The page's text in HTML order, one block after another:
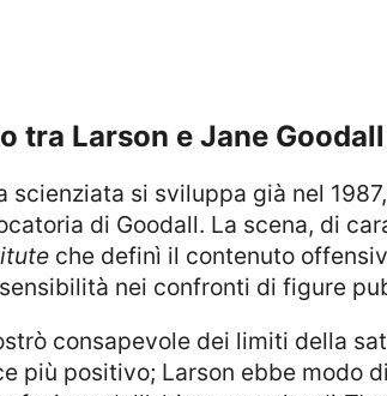
tra Larson e Jane Goodall
di Goodall. La scena, di
che definì il contenuto
nei confronti di figure
più positivo; Larson ebbe modo